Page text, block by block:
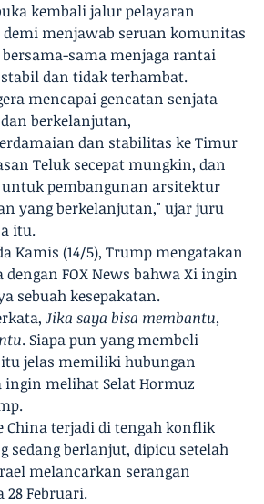
kembali jalur pelayaran
demi menjawab seruan komunitas
sama menjaga rantai
dan tidak terhambat.
mencapai gencatan senjata
berkelanjutan,
dan stabilitas ke Timur
Teluk secepat mungkin, dan
pembangunan arsitektur
yang berkelanjutan," ujar juru
itu.
Kamis (14/5), Trump mengatakan
FOX News bahwa Xi ingin
sebuah kesepakatan.
Jika saya bisa membantu,
. Siapa pun yang membeli
jelas memiliki hubungan
melihat Selat Hormuz
China terjadi di tengah konflik
sedang berlanjut, dipicu setelah
melancarkan serangan
28 Februari.